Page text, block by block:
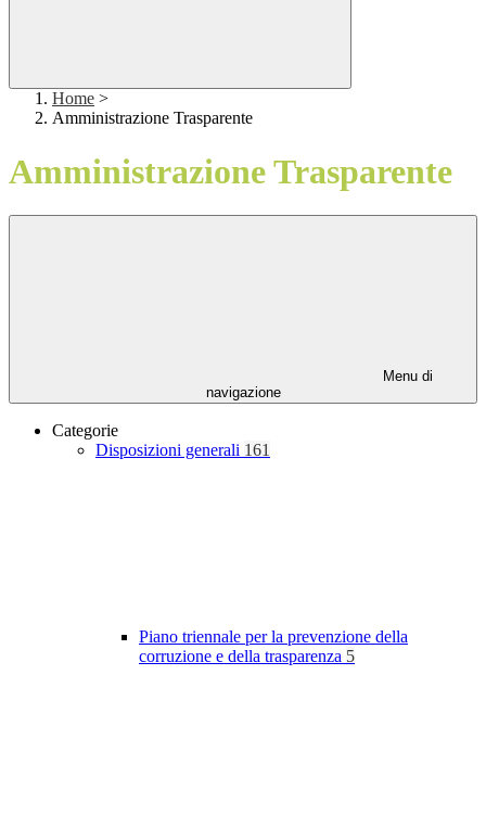
Home >
Amministrazione Trasparente
Amministrazione Trasparente
Menu di
navigazione
Categorie
Disposizioni generali 161
Piano triennale per la prevenzione della
corruzione e della trasparenza 5